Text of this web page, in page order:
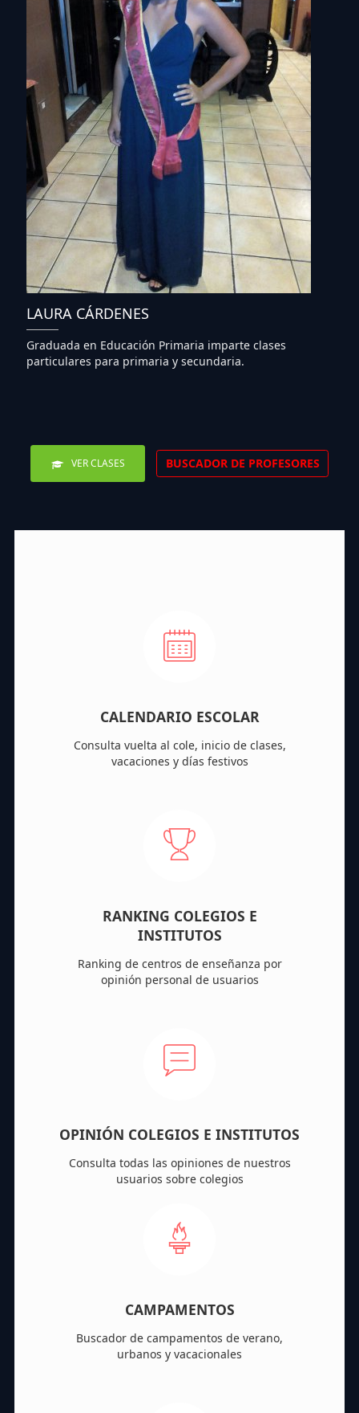
LAURA CÁRDENES
Graduada en Educación Primaria imparte clases
particulares para primaria y secundaria.
VER CLASES BUSCADOR DE PROFESORES
CALENDARIO ESCOLAR
Consulta vuelta al cole, inicio de clases,
vacaciones y días festivos
RANKING COLEGIOS E
INSTITUTOS
Ranking de centros de enseñanza por
opinión personal de usuarios
OPINIÓN COLEGIOS E INSTITUTOS
Consulta todas las opiniones de nuestros
usuarios sobre colegios
CAMPAMENTOS
Buscador de campamentos de verano,
urbanos y vacacionales